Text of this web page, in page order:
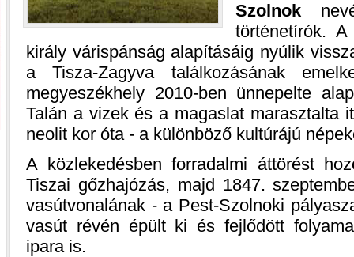
Szolnok
történetírók.
király várispánság alapításáig nyúlik
a Tisza-Zagyva találkozásának
megyeszékhely 2010-ben ünnepelte
Talán a vizek és a magaslat marasztalta
neolit kor óta - a különböző kultúrájú
A közlekedésben forradalmi áttörést
Tiszai gőzhajózás, majd 1847.
vasútvonalának - a Pest-Szolnoki
vasút révén épült ki és fejlődött
ipara is.